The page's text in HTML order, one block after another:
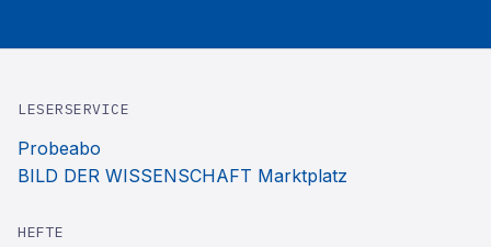
LESERSERVICE
Probeabo
BILD DER WISSENSCHAFT Marktplatz
HEFTE